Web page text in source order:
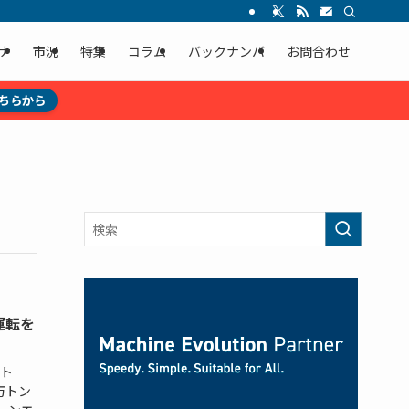
市況 特集 コラム バックナンバ お問合わせ
らから
転を
トン